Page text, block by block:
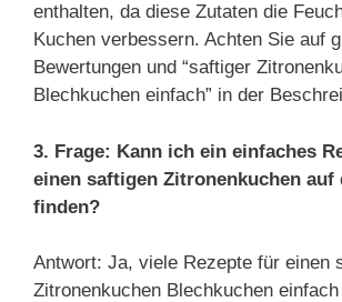
enthalten, da diese Zutaten die
Kuchen verbessern. Achten Sie auf
Bewertungen und “saftiger
Blechkuchen einfach” in der
3. Frage: Kann ich ein einfaches
einen saftigen Zitronenkuchen auf
finden?
Antwort: Ja, viele Rezepte für einen
Zitronenkuchen Blechkuchen